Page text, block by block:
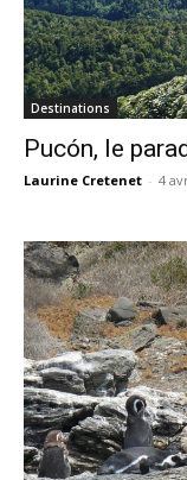
Destinations
Pucón, le
Laurine Cretenet - 4